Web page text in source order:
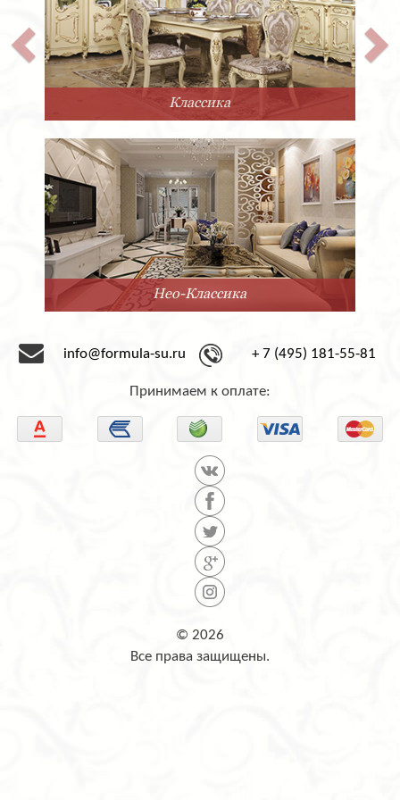
Количество выдвижных ящичков также можно
варьировать по желанию заказчика.
Двуспальная кровать Super Soft из Италии фабрики
San Giacomo выполнена в современном стиле. Она
отличается невероятной прочностью, благодаря
каркасу из массива. Лаконичный дизайн позволяет
гармонично вписать её в любой современный
интерьер.
Компания «Формула успеха» сотрудничает с
фабрикой San Giacomo с 1995 года. Мы предлагаем
мебель под заказ от этого замечательного
производителя. Срок доставки – 2-3 месяца со дня
оформления заказа.
Классика
Нео-Классика
info@formula-su.ru + 7 (495) 181-55-81
Принимаем к оплате:
© 2026
Все права защищены.